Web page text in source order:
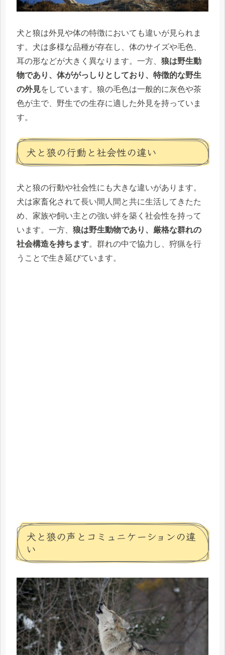
犬と狼は外見や体の特徴においても違いが見られま
す。犬は多様な品種が存在し、体のサイズや毛色、
耳の形などが大きく異なります。一方、 狼は野生動
物であり、体ががっしりとしており、特徴的な野生
の外見をしています。狼の毛色は一般的に灰色や茶
色が主で、野生での生存に適した外見を持っていま
す。
犬と狼の行動と社会性の違い
犬と狼の行動や社会性にも大きな違いがあります。
犬は家畜化されて長い間人間と共に生活してきたた
め、家族や飼い主との強い絆を築く社会性を持って
います。一方、 狼は野生動物であり、厳格な群れの
社会構造を持ちます。群れの中で協力し、狩猟を行
うことで生き延びています。
犬と狼の声とコミュニケーションの違
い